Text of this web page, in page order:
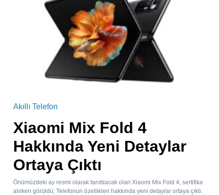
Akıllı Telefon
Xiaomi Mix Fold 4
Hakkında Yeni Detaylar
Ortaya Çıktı
Önümüzdeki ay resmi olarak tanıtılacak olan Xiaomi Mix Fold 4, sertifika
alırken görüldü; Telefonun özellikleri hakkında yeni detaylar ortaya çıktı.